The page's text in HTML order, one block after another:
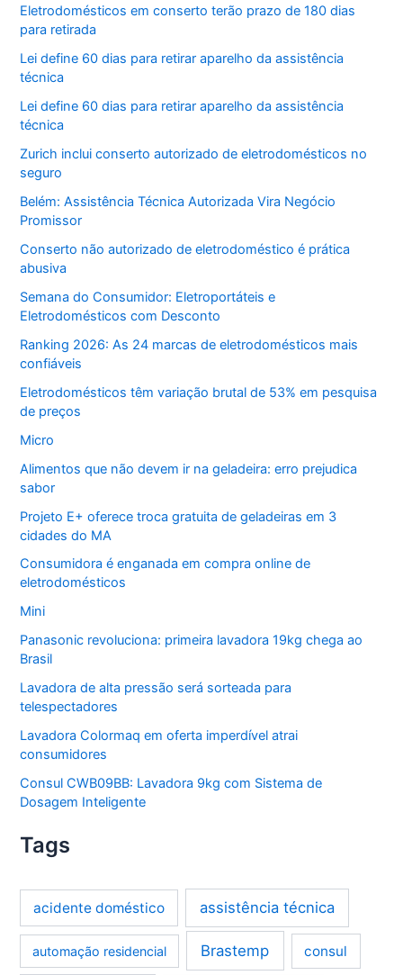
Eletrodomésticos em conserto terão prazo de 180 dias
para retirada
Lei define 60 dias para retirar aparelho da assistência
técnica
Lei define 60 dias para retirar aparelho da assistência
técnica
Zurich inclui conserto autorizado de eletrodomésticos no
seguro
Belém: Assistência Técnica Autorizada Vira Negócio
Promissor
Conserto não autorizado de eletrodoméstico é prática
abusiva
Semana do Consumidor: Eletroportáteis e
Eletrodomésticos com Desconto
Ranking 2026: As 24 marcas de eletrodomésticos mais
confiáveis
Eletrodomésticos têm variação brutal de 53% em pesquisa
de preços
Micro
Alimentos que não devem ir na geladeira: erro prejudica
sabor
Projeto E+ oferece troca gratuita de geladeiras em 3
cidades do MA
Consumidora é enganada em compra online de
eletrodomésticos
Mini
Panasonic revoluciona: primeira lavadora 19kg chega ao
Brasil
Lavadora de alta pressão será sorteada para
telespectadores
Lavadora Colormaq em oferta imperdível atrai
consumidores
Consul CWB09BB: Lavadora 9kg com Sistema de
Dosagem Inteligente
Tags
acidente doméstico assistência técnica
automação residencial Brastemp consul